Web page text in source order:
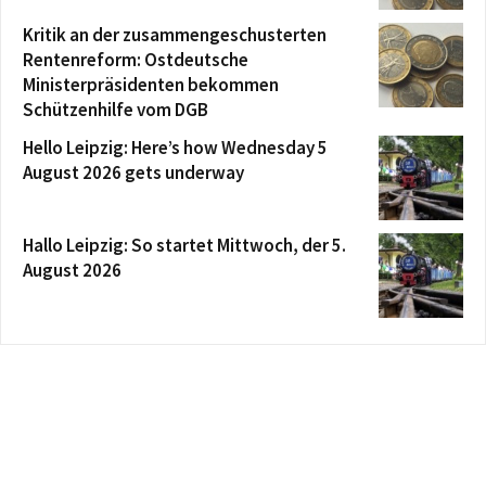
Kritik an der zusammengeschusterten
Rentenreform: Ostdeutsche
Ministerpräsidenten bekommen
Schützenhilfe vom DGB
Hello Leipzig: Here’s how Wednesday 5
August 2026 gets underway
Hallo Leipzig: So startet Mittwoch, der 5.
August 2026